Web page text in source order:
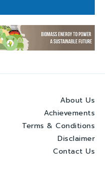
About Us
Achievements
Terms & Conditions
Disclaimer
Contact Us